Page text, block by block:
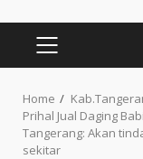
PRIMARY
MENU
Home
Prihal Jual Daging
Tangerang: Akan
sekitar